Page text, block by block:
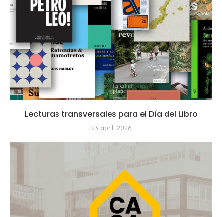
Lecturas transversales para el Día del Libro
23 abril, 2026